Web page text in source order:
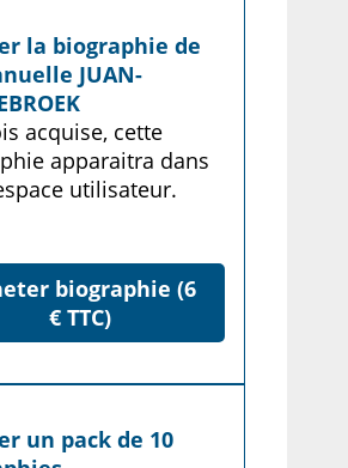
la biographie de
JUAN-
acquise, cette
apparaitra dans
utilisateur.
biographie (6
€ TTC)
un pack de 10